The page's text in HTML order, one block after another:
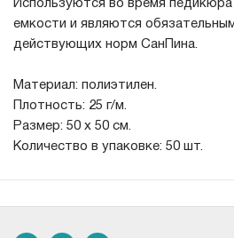
Используются во время
емкости и являются
действующих норм СанПина.
Материал: полиэтилен.
Плотность: 25 г/м.
Размер: 50 х 50 см.
Количество в упаковке: 50 шт.